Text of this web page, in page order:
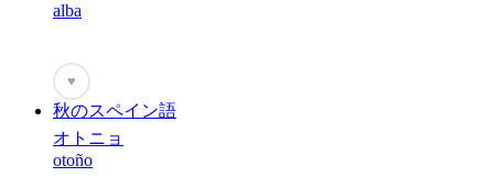
alba
♥
秋のスペイン語
オトニョ
otoño